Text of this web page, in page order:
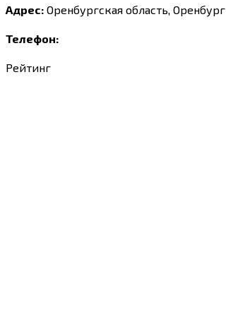
Адрес: Оренбургская область, Оренбург
Телефон:
Рейтинг